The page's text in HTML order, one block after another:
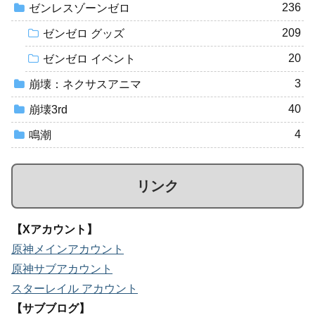
ゼンレスゾーンゼロ 236
ゼンゼロ グッズ 209
ゼンゼロ イベント 20
崩壊：ネクサスアニマ 3
崩壊3rd 40
鳴潮 4
リンク
【Xアカウント】
原神メインアカウント
原神サブアカウント
スターレイル アカウント
【サブブログ】